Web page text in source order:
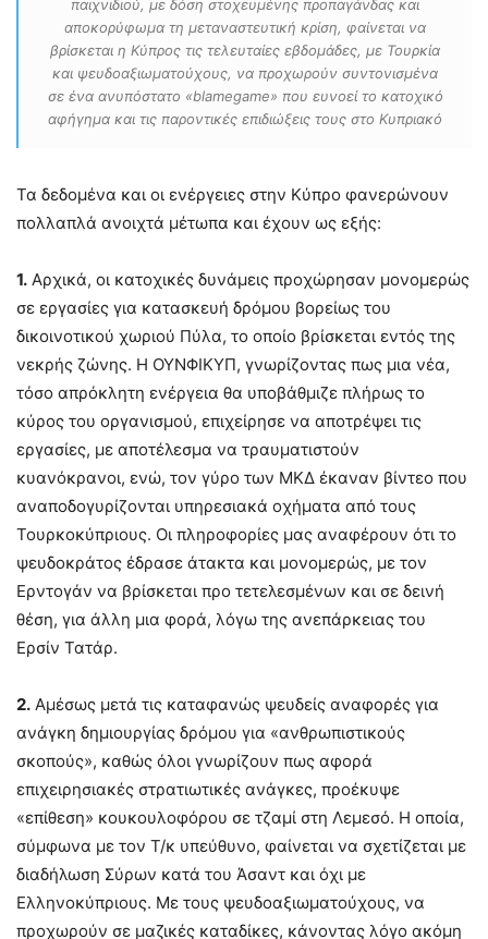
παιχνιδιού, με δόση στοχευμένης προπαγάνδας και
αποκορύφωμα τη μεταναστευτική κρίση, φαίνεται να
βρίσκεται η Κύπρος τις τελευταίες εβδομάδες, με Τουρκία
και ψευδοαξιωματούχους, να προχωρούν συντονισμένα
σε ένα ανυπόστατο «blamegame» που ευνοεί το κατοχικό
αφήγημα και τις παροντικές επιδιώξεις τους στο Κυπριακό
Τα δεδομένα και οι ενέργειες στην Κύπρο φανερώνουν
πολλαπλά ανοιχτά μέτωπα και έχουν ως εξής:
1. Αρχικά, οι κατοχικές δυνάμεις προχώρησαν μονομερώς
σε εργασίες για κατασκευή δρόμου βορείως του
δικοινοτικού χωριού Πύλα, το οποίο βρίσκεται εντός της
νεκρής ζώνης. Η ΟΥΝΦΙΚΥΠ, γνωρίζοντας πως μια νέα,
τόσο απρόκλητη ενέργεια θα υποβάθμιζε πλήρως το
κύρος του οργανισμού, επιχείρησε να αποτρέψει τις
εργασίες, με αποτέλεσμα να τραυματιστούν
κυανόκρανοι, ενώ, τον γύρο των ΜΚΔ έκαναν βίντεο που
αναποδογυρίζονται υπηρεσιακά οχήματα από τους
Τουρκοκύπριους. Οι πληροφορίες μας αναφέρουν ότι το
ψευδοκράτος έδρασε άτακτα και μονομερώς, με τον
Ερντογάν να βρίσκεται προ τετελεσμένων και σε δεινή
θέση, για άλλη μια φορά, λόγω της ανεπάρκειας του
Ερσίν Τατάρ.
2. Αμέσως μετά τις καταφανώς ψευδείς αναφορές για
ανάγκη δημιουργίας δρόμου για «ανθρωπιστικούς
σκοπούς», καθώς όλοι γνωρίζουν πως αφορά
επιχειρησιακές στρατιωτικές ανάγκες, προέκυψε
«επίθεση» κουκουλοφόρου σε τζαμί στη Λεμεσό. Η οποία,
σύμφωνα με τον Τ/κ υπεύθυνο, φαίνεται να σχετίζεται με
διαδήλωση Σύρων κατά του Άσαντ και όχι με
Ελληνοκύπριους. Με τους ψευδοαξιωματούχους, να
προχωρούν σε μαζικές καταδίκες, κάνοντας λόγο ακόμη